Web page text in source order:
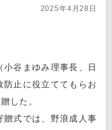
2025年4月28日
小谷まゆみ理事長、日
防止に役立ててもらお
した。
贈式では、野浪成人事